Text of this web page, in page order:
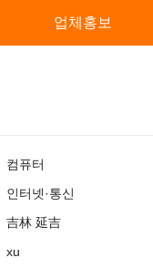
업체홍보
컴퓨터
인터넷·통신
吉林 延吉
xu